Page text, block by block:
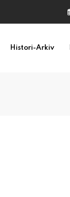
Histori-Arkiv